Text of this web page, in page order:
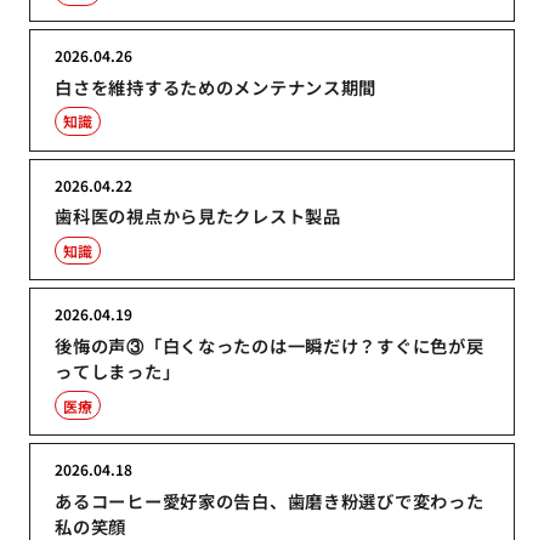
白さを維持するためのメンテナンス期間
2026.04.26
知識
歯科医の視点から見たクレスト製品
2026.04.22
知識
後悔の声③「白くなったのは一瞬だけ？すぐに色が戻
ってしまった」
2026.04.19
医療
あるコーヒー愛好家の告白、歯磨き粉選びで変わった
私の笑顔
2026.04.18